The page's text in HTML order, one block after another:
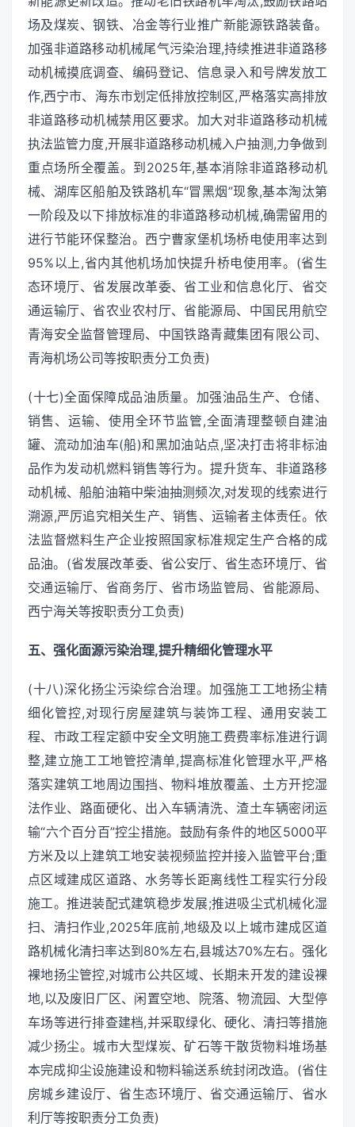
场及煤炭、钢铁、冶金等行业推广新能源铁路装备。
加强非道路移动机械尾气污染治理,持续推进非道路移
动机械摸底调查、编码登记、信息录入和号牌发放工
作,西宁市、海东市划定低排放控制区,严格落实高排放
非道路移动机械禁用区要求。加大对非道路移动机械
执法监管力度,开展非道路移动机械入户抽测,力争做到
重点场所全覆盖。到2025年,基本消除非道路移动机
械、湖库区船舶及铁路机车“冒黑烟”现象,基本淘汰第
一阶段及以下排放标准的非道路移动机械,确需留用的
进行节能环保整治。西宁曹家堡机场桥电使用率达到
95%以上,省内其他机场加快提升桥电使用率。(省生
态环境厅、省发展改革委、省工业和信息化厅、省交
通运输厅、省农业农村厅、省能源局、中国民用航空
青海安全监督管理局、中国铁路青藏集团有限公司、
青海机场公司等按职责分工负责)
(十七)全面保障成品油质量。加强油品生产、仓储、
销售、运输、使用全环节监管,全面清理整顿自建油
罐、流动加油车(船)和黑加油站点,坚决打击将非标油
品作为发动机燃料销售等行为。提升货车、非道路移
动机械、船舶油箱中柴油抽测频次,对发现的线索进行
溯源,严厉追究相关生产、销售、运输者主体责任。依
法监督燃料生产企业按照国家标准规定生产合格的成
品油。(省发展改革委、省公安厅、省生态环境厅、省
交通运输厅、省商务厅、省市场监管局、省能源局、
西宁海关等按职责分工负责)
五、强化面源污染治理,提升精细化管理水平
(十八)深化扬尘污染综合治理。加强施工工地扬尘精
细化管控,对现行房屋建筑与装饰工程、通用安装工
程、市政工程定额中安全文明施工费费率标准进行调
整,建立施工工地管控清单,提高标准化管理水平,严格
落实建筑工地周边围挡、物料堆放覆盖、土方开挖湿
法作业、路面硬化、出入车辆清洗、渣土车辆密闭运
输“六个百分百”控尘措施。鼓励有条件的地区5000平
方米及以上建筑工地安装视频监控并接入监管平台;重
点区域建成区道路、水务等长距离线性工程实行分段
施工。推进装配式建筑稳步发展;推进吸尘式机械化湿
扫、清扫作业,2025年底前,地级及以上城市建成区道
路机械化清扫率达到80%左右,县城达70%左右。强化
裸地扬尘管控,对城市公共区域、长期未开发的建设裸
地,以及废旧厂区、闲置空地、院落、物流园、大型停
车场等进行排查建档,并采取绿化、硬化、清扫等措施
减少扬尘。城市大型煤炭、矿石等干散货物料堆场基
本完成抑尘设施建设和物料输送系统封闭改造。(省住
房城乡建设厅、省生态环境厅、省交通运输厅、省水
利厅等按职责分工负责)